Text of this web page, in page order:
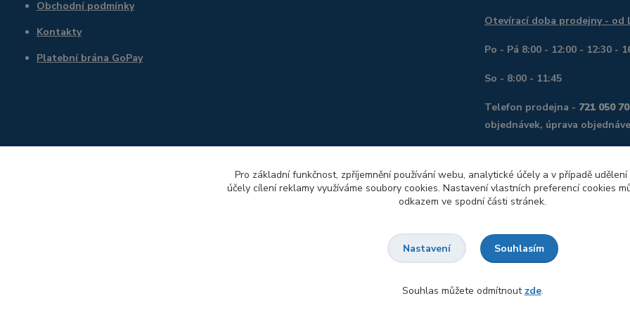
Obchodní podmínky
Kontakty
Platební brána GoPay
Otevírací doba prodejny - od
Po - Pá 8:00 - 12:00 - 12:30 -
So - 8:00 - 11:45
Telefon prodejna - 721 050
objednávek, úprava
mimo pracovní dobu do 18:00
382
Pro základní funkčnost, zpříjemnění používání webu, analytické účely a v případě
účely cílení reklamy využíváme soubory cookies. Nastavení vlastních preferencí cookies
odkazem ve spodní části stránek.
Nastavení Souhlasím
Souhlas můžete odmítnout zde.